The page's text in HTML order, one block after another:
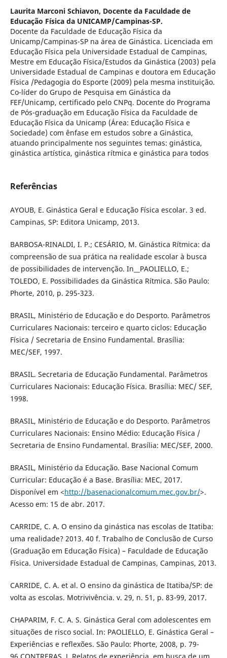
Laurita Marconi Schiavon, Docente da Faculdade de
Educação Física da UNICAMP/Campinas-SP.
Docente da Faculdade de Educação Física da
Unicamp/Campinas-SP na área de Ginástica. Licenciada em
Educação Física pela Universidade Estadual de Campinas,
Mestre em Educação Física/Estudos da Ginástica (2003) pela
Universidade Estadual de Campinas e doutora em Educação
Física /Pedagogia do Esporte (2009) pela mesma instituição.
Co-líder do Grupo de Pesquisa em Ginástica da
FEF/Unicamp, certificado pelo CNPq. Docente do Programa
de Pós-graduação em Educação Física da Faculdade de
Educação Física da Unicamp (Área: Educação Física e
Sociedade) com ênfase em estudos sobre a Ginástica,
atuando principalmente nos seguintes temas: ginástica,
ginástica artística, ginástica rítmica e ginástica para todos
Referências
AYOUB, E. Ginástica Geral e Educação Física escolar. 3 ed.
Campinas, SP: Editora Unicamp, 2013.
BARBOSA-RINALDI, I. P.; CESÁRIO, M. Ginástica Rítmica: da
compreensão de sua prática na realidade escolar à busca
de possibilidades de intervenção. In__PAOLIELLO, E.;
TOLEDO, E. Possibilidades da Ginástica Rítmica. São Paulo:
Phorte, 2010, p. 295-323.
BRASIL, Ministério de Educação e do Desporto. Parâmetros
Curriculares Nacionais: terceiro e quarto ciclos: Educação
Física / Secretaria de Ensino Fundamental. Brasília:
MEC/SEF, 1997.
BRASIL. Secretaria de Educação Fundamental. Parâmetros
Curriculares Nacionais: Educação Física. Brasília: MEC/ SEF,
1998.
BRASIL, Ministério de Educação e do Desporto. Parâmetros
Curriculares Nacionais: Ensino Médio: Educação Física /
Secretaria de Ensino Fundamental. Brasília: MEC/SEF, 2000.
BRASIL, Ministério da Educação. Base Nacional Comum
Curricular: Educação é a Base. Brasília: MEC, 2017.
Disponível em <http://basenacionalcomum.mec.gov.br/>.
Acesso em: 15 de abr. 2017.
CARRIDE, C. A. O ensino da ginástica nas escolas de Itatiba:
uma realidade? 2013. 40 f. Trabalho de Conclusão de Curso
(Graduação em Educação Física) – Faculdade de Educação
Física. Universidade Estadual de Campinas, Campinas, 2013.
CARRIDE, C. A. et al. O ensino da ginástica de Itatiba/SP: de
volta as escolas. Motrivivência. v. 29, n. 51, p. 83-99, 2017.
CHAPARIM, F. C. A. S. Ginástica Geral com adolescentes em
situações de risco social. In: PAOLIELLO, E. Ginástica Geral –
Experiências e reflexões. São Paulo: Phorte, 2008, p. 79-